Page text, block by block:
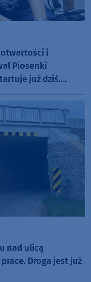
otwartości i
Piosenki
już dziś.
nad ulicą
Droga jest już